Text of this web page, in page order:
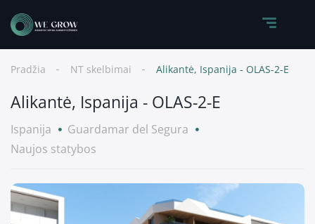
Pradžia NT skelbimai Alikantė, Ispanija - OLAS-2-E
Alikantė, Ispanija - OLAS-2-E
Ispanija
Guardamar del Segura
Naujos statybos